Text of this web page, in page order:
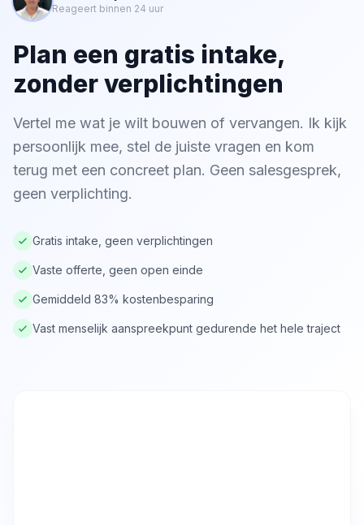
Reageert binnen 24 uur
Plan een gratis intake,
zonder verplichtingen
Vertel me wat je wilt bouwen of vervangen. Ik kijk
persoonlijk mee, stel de juiste vragen en kom
terug met een concreet plan. Geen salesgesprek,
geen verplichting.
Gratis intake, geen verplichtingen
Vaste offerte, geen open einde
Gemiddeld 83% kostenbesparing
Vast menselijk aanspreekpunt gedurende het hele traject